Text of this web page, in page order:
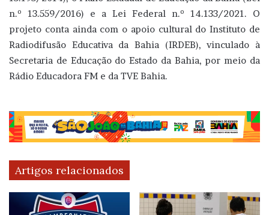
n.º 13.559/2016) e a Lei Federal n.º 14.133/2021. O
projeto conta ainda com o apoio cultural do Instituto de
Radiodifusão Educativa da Bahia (IRDEB), vinculado à
Secretaria de Educação do Estado da Bahia, por meio da
Rádio Educadora FM e da TVE Bahia.
Artigos relacionados